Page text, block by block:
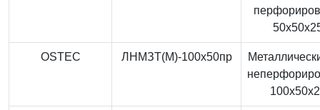
OSTEC ЛНМЗТ(М)-100x50пр